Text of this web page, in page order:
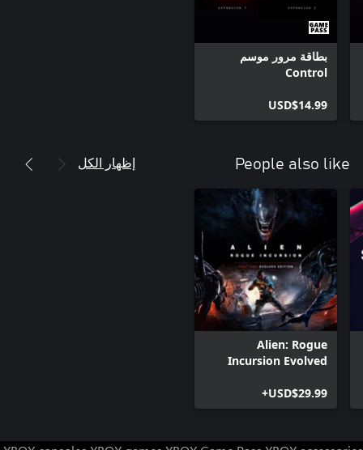
بطاقة مرور موسم
Control
USD$14.99
People also like إظهار الكل
Alien: Rogue
Incursion Evolved
USD$29.99+